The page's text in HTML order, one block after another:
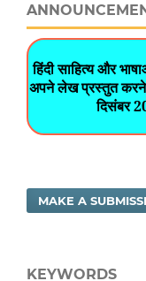
हिंदी साहित्य और
अपने लेख प्रस्तुत करने
दिसंबर
MAKE A
KEYWORDS